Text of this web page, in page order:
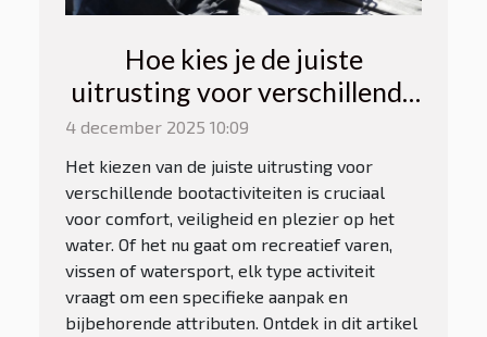
Hoe kies je de juiste
uitrusting voor verschillende
bootactiviteiten?
4 december 2025 10:09
Het kiezen van de juiste uitrusting voor
verschillende bootactiviteiten is cruciaal
voor comfort, veiligheid en plezier op het
water. Of het nu gaat om recreatief varen,
vissen of watersport, elk type activiteit
vraagt om een specifieke aanpak en
bijbehorende attributen. Ontdek in dit artikel